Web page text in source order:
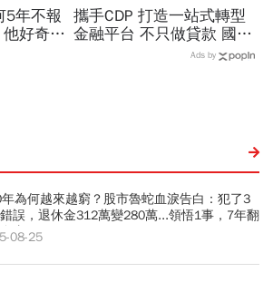
5年不報
好奇：
攜手CDP 打造一站式轉型
金融平台 不只做貸款 國泰
世華化身減碳顧問Ads by
為何越來越窮？股市魯蛇血淚告白：犯了3
誤，退休金312萬變280萬...領悟1事，7年翻
由
08-25